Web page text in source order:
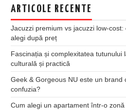
ARTICOLE RECENTE
Jacuzzi premium vs jacuzzi low-
alegi după preț
Fascinația și complexitatea tutunului
culturală și practică
Geek & Gorgeous NU este un
confuzia?
Cum alegi un apartament într-o